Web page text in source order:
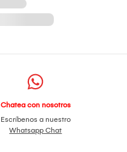
Chatea con nosotros
Escríbenos a nuestro
Whatsapp Chat